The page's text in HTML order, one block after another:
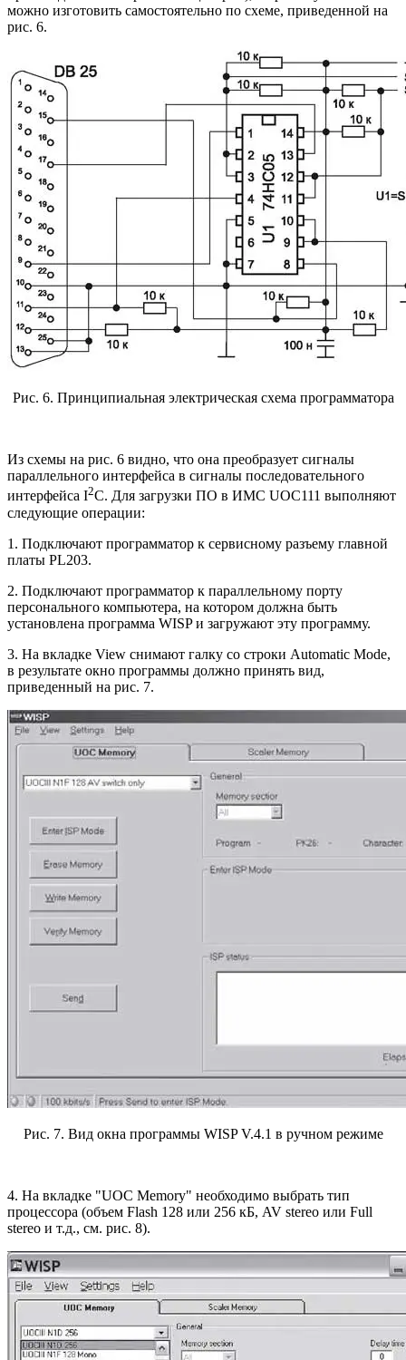
можно изготовить самостоятельно по схеме, приведенной на
рис. 6.
Рис. 6. Принципиальная электрическая схема программатора
Из схемы на рис. 6 видно, что она преобразует сигналы
параллельного интерфейса в сигналы последовательного
интерфейса I2C. Для загрузки ПО в ИМС UOC111 выполняют
следующие операции:
1. Подключают программатор к сервисному разъему главной
платы PL203.
2. Подключают программатор к параллельному порту
персонального компьютера, на котором должна быть
установлена программа WISP и загружают эту программу.
3. На вкладке View снимают галку со строки Automatic Mode,
в результате окно программы должно принять вид,
приведенный на рис. 7.
Рис. 7. Вид окна программы WISP V.4.1 в ручном режиме
4. На вкладке "UOC Memory" необходимо выбрать тип
процессора (объем Flash 128 или 256 кБ, AV stereo или Full
stereo и т.д., см. рис. 8).